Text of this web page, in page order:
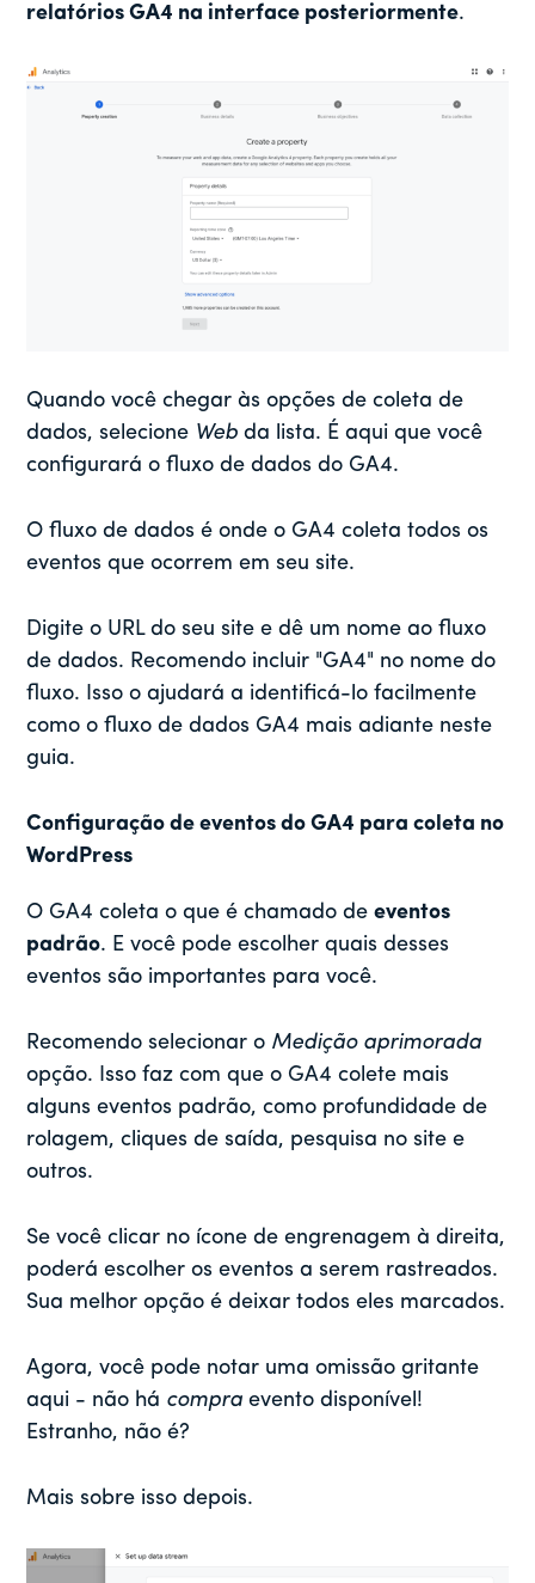
relatórios GA4 na interface posteriormente.
Quando você chegar às opções de coleta de
dados, selecione Webda lista. É aqui que você
configurará o fluxo de dados do GA4.
O fluxo de dados é onde o GA4 coleta todos os
eventos que ocorrem em seu site.
Digite o URL do seu site e dê um nome ao fluxo
de dados. Recomendo incluir "GA4" no nome do
fluxo. Isso o ajudará a identificá-lo facilmente
como o fluxo de dados GA4 mais adiante neste
guia.
Configuração de eventos do GA4 para coleta no
WordPress
O GA4 coleta o que é chamado deeventos
padrão. E você pode escolher quais desses
eventos são importantes para você.
Recomendo selecionar o Medição aprimorada
opção. Isso faz com que o GA4 colete mais
alguns eventos padrão, como profundidade de
rolagem, cliques de saída, pesquisa no site e
outros.
Se você clicar no ícone de engrenagem à direita,
poderá escolher os eventos a serem rastreados.
Sua melhor opção é deixar todos eles marcados.
Agora, você pode notar uma omissão gritante
aqui - não há compra evento disponível!
Estranho, não é?
Mais sobre isso depois.